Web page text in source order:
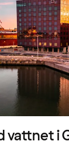
vattnet i